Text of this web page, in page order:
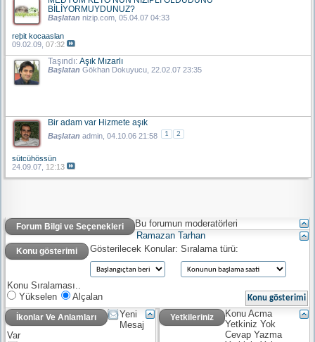
BİLİYORMUYDUNUZ?
Başlatan nizip.com , 05.04.07 04:33
reþit kocaaslan
09.02.09, 07:32
Taşındı: Aşık Mızarlı
Başlatan Gökhan Dokuyucu , 22.02.07 23:35
Bir adam var Hizmete aşık
Başlatan admin , 04.10.06 21:58 1 2
sütcühössün
24.09.07, 12:13
Forum Bilgi ve Seçenekleri
Bu forumun moderatörleri
Ramazan Tarhan
Konu gösterimi Gösterilecek Konular: Sıralama türü:
Konu Sıralaması..
Yükselen
Alçalan
İkonlar Ve Anlamları
Yeni
Mesaj
Var
Yetkileriniz
Konu Acma
YetkinizYok
Cevap Yazma